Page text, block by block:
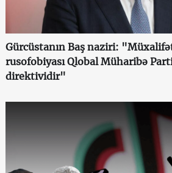
Gürcüstanın Baş naziri:
rusofobiyası Qlobal Müharibə
direktividir"